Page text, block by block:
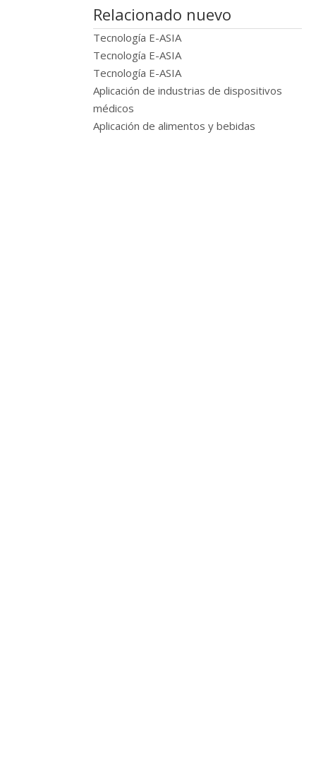
Relacionado nuevo
Tecnología E-ASIA
Tecnología E-ASIA
Tecnología E-ASIA
Aplicación de industrias de dispositivos
médicos
Aplicación de alimentos y bebidas